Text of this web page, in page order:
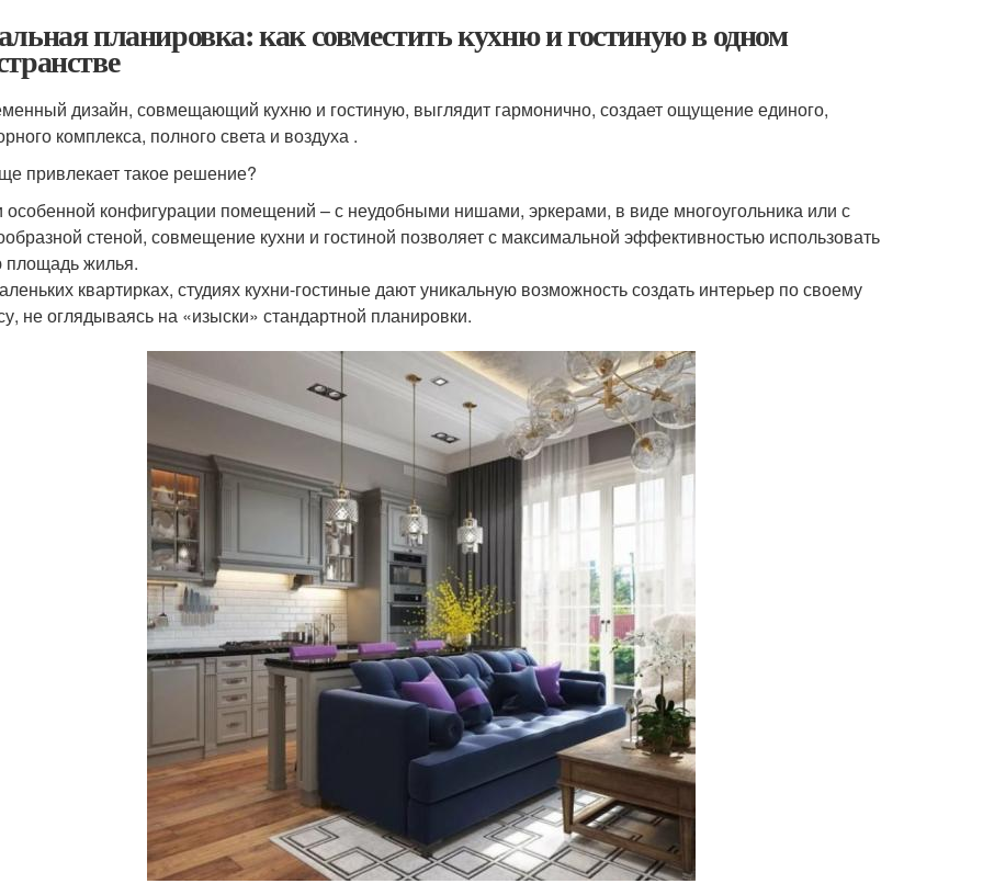
планировка: как совместить кухню и гостиную в одном
дизайн, совмещающий кухню и гостиную, выглядит гармонично, создает ощущение единого,
комплекса, полного света и воздуха .
привлекает такое решение?
особенной конфигурации помещений – с неудобными нишами, эркерами, в виде многоугольника или с
стеной, совмещение кухни и гостиной позволяет с максимальной эффективностью использовать
площадь жилья.
квартирках, студиях кухни-гостиные дают уникальную возможность создать интерьер по своему
не оглядываясь на «изыски» стандартной планировки.